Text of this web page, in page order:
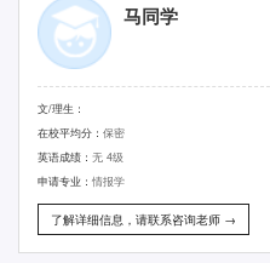
马同学
文/理生：
在校平均分： 保密
英语成绩： 无 4级
申请专业： 情报学
了解详细信息，请联系咨询老师 →